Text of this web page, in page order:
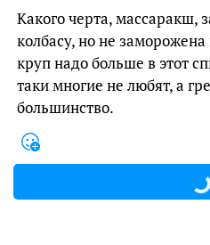
Какого черта, массаракш,
колбасу, но не
круп надо больше в этот
таки многие не любят, а
большинство.